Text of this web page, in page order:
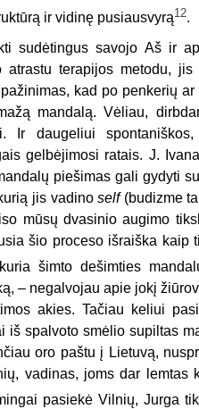
ir vidinę pusiausvyrą12.
sudėtingus savojo Aš ir
atrastu terapijos metodu,
kad po penkerių ar
mandalą. Vėliau,
Ir daugeliui
gelbėjimosi ratais. J.
piešimas gali gydyti
jis vadinoself(budizme
mūsų dvasinio augimo
šio proceso išraiška kaip
šimto dešimties
– negalvojau apie jokį
akies. Tačiau keliui
iš spalvoto smėlio supiltas
oro paštu į Lietuvą,
vadinas, joms dar lemtas
pasiekė Vilnių, Jurga